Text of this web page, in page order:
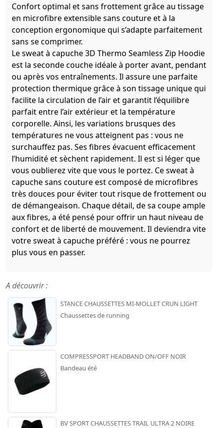
Confort optimal et sans frottement grâce au tissage
en microfibre extensible sans couture et à la
conception ergonomique qui s’adapte parfaitement
sans se comprimer.
Le sweat à capuche 3D Thermo Seamless Zip Hoodie
est la seconde couche idéale à porter avant, pendant
ou après vos entraînements. Il assure une parfaite
protection thermique grâce à son tissage unique qui
facilite la circulation de l’air et garantit l’équilibre
parfait entre l’air extérieur et la température
corporelle. Ainsi, les variations brusques des
températures ne vous atteignent pas : vous ne
surchauffez pas. Ses fibres évacuent efficacement
l’humidité et sèchent rapidement. Il est si léger que
vous oublierez vite que vous le portez. Ce sweat à
capuche sans couture est composé de microfibres
très douces pour éviter tout risque de frottement ou
de démangeaison. Chaque détail, de sa coupe ample
aux fibres, a été pensé pour offrir un haut niveau de
confort et de liberté de mouvement. Il deviendra vite
votre sweat à capuche préféré : vous ne pourrez
plus vous en passer.
A découvrir :
STANCE CHAUSSETTES MI-MOLLET CRUN LIGHT
Chaussettes de running
COMPRESSPORT HEADBAND ON/OFF NOIR
Bandeau été
BV SPORT CHAUSSETTES TRAIL ULTRA 2 NOIRE